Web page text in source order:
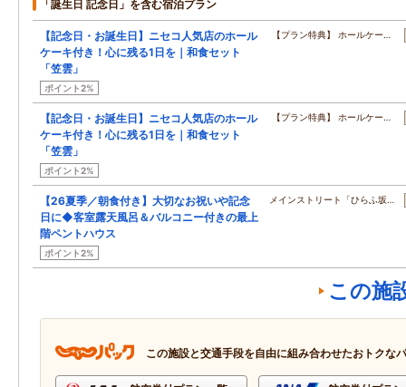
「誕生日 記念日」を含む宿泊プラン
【記念日・お誕生日】ニセコ人気店のホール
ケーキ付き！心に残る1日を｜和食セット
「笠雲」
ポイント2%
【プラン特典】 ホールケー…
【記念日・お誕生日】ニセコ人気店のホール
ケーキ付き！心に残る1日を｜和食セット
「笠雲」
ポイント2%
【プラン特典】 ホールケー…
【26夏季／朝食付き】大切なお祝いや記念
日に◆客室露天風呂＆バルコニー付きの最上
階ペントハウス
ポイント2%
メインストリート「ひらふ坂…
この施
この施設と交通手段を自由に組み合わせたおトクな